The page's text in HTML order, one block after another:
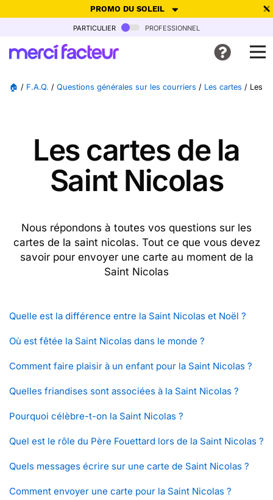
PROMO DU SOLEIL
-30% de réduction avec le code SUMMER26pour envoyer des
particulier professionnel
🏠 / F.A.Q. / Questions générales sur les courriers / Les cartes / Les
Les cartes de la
Saint Nicolas
Nous répondons à toutes vos questions sur les
cartes de la saint nicolas. Tout ce que vous devez
savoir pour envoyer une carte au moment de la
Saint Nicolas
Quelle est la différence entre la Saint Nicolas et Noël ?
Où est fêtée la Saint Nicolas dans le monde ?
Comment faire plaisir à un enfant pour la Saint Nicolas ?
Quelles friandises sont associées à la Saint Nicolas ?
Pourquoi célèbre-t-on la Saint Nicolas ?
Quel est le rôle du Père Fouettard lors de la Saint Nicolas ?
Quels messages écrire sur une carte de Saint Nicolas ?
Comment envoyer une carte pour la Saint Nicolas ?